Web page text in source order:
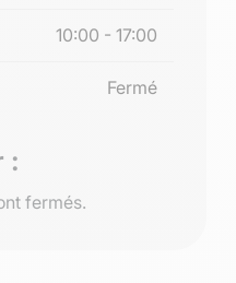
10:00 - 17:00
Fermé
:
fermés.